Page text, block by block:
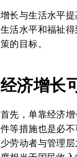
增长与生活水平
生活水平和福祉
策的目标。
经济增长
首先，单靠经济
件等措施也是必不
少劳动者与管理